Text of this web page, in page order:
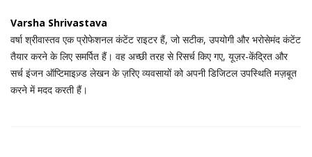
Varsha Shrivastava
वर्षा श्रीवास्तव एक प्रोफेशनल कंटेंट राइटर हैं, जो सटीक, उपयोगी और भरोसेमंद कंटेंट
तैयार करने के लिए समर्पित हैं। वह अच्छी तरह से रिसर्च किए गए, यूज़र-केंद्रित और
सर्च इंजन ऑप्टिमाइज़्ड लेखन के ज़रिए व्यवसायों को अपनी डिजिटल उपस्थिति मज़बूत
करने में मदद करती हैं।